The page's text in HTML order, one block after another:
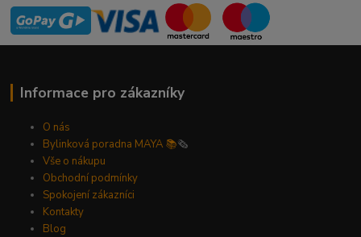
Informace pro zákazníky
O nás
Bylinková poradna MAYA 📚🗞️
Vše o nákupu
Obchodní podmínky
Spokojení zákazníci
Kontakty
Blog